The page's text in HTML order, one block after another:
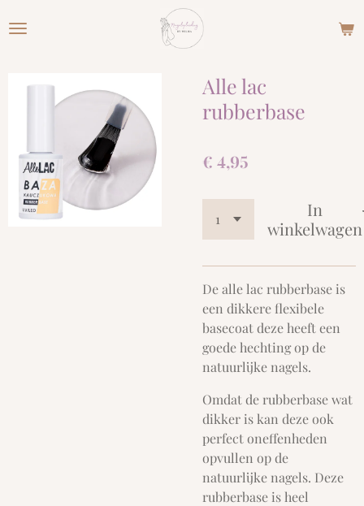
direct
hoofdinhoud
Alle lac
rubberbase
€ 4,95
In
winkelwagen
De alle lac rubberbase is
een dikkere flexibele
basecoat deze heeft een
goede hechting op de
natuurlijke nagels.
Omdat de rubberbase wat
dikker is kan deze ook
perfect oneffenheden
opvullen op de
natuurlijke nagels. Deze
rubberbase is heel